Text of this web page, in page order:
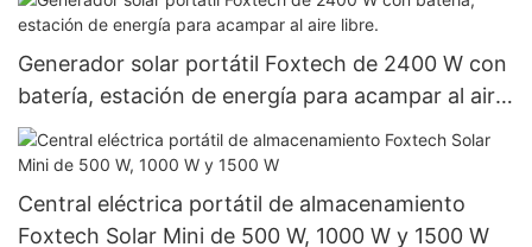
Generador solar portátil Foxtech de 2400 W con
batería, estación de energía para acampar al aire
libre.
Central eléctrica portátil de almacenamiento
Foxtech Solar Mini de 500 W, 1000 W y 1500 W